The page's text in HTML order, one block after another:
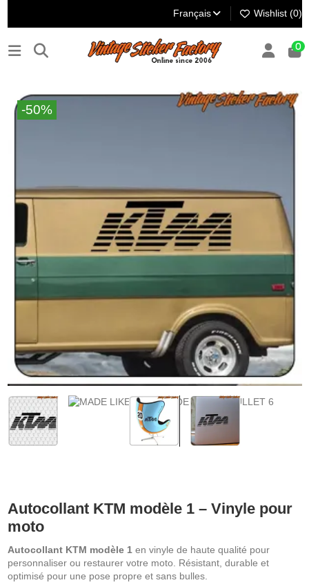
Français Wishlist (0)
0
-50%
Autocollant KTM modèle 1 – Vinyle pour
moto
Autocollant KTM modèle 1en vinyle de haute qualité pour
personnaliser ou restaurer votre moto. Résistant, durable et
optimisé pour une pose propre et sans bulles.